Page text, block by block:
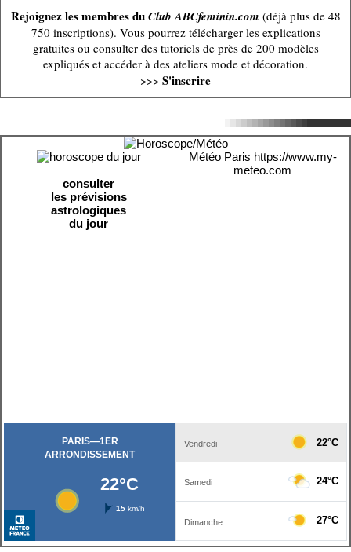
Rejoignez les membres duClub ABCfeminin.com (déjà plus de 48
750 inscriptions). Vous pourrez télécharger les explications
gratuites ou consulter des tutoriels de près de 200 modèles
expliqués et accéder à des ateliers mode et décoration.
>>> S'inscrire
consulter
les prévisions
astrologiques
du jour
Météo Paris https://www.my-
meteo.com